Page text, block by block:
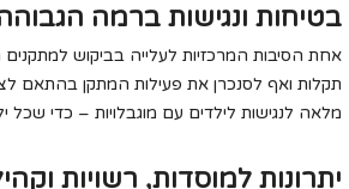
בטיחות ונגישות ברמה
אחת הסיבות המרכזיות לעלייה בביקוש
תקלות ואף לסנכרן את פעילות המתקן בהתאם
מלאה לנגישות לילדים עם מוגבלויות – כדי שכל
יתרונות למוסדות, רשויות